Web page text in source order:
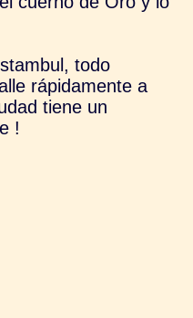
todo
rápidamente a
tiene un
!